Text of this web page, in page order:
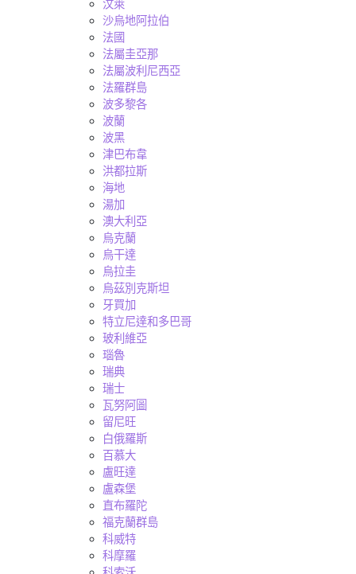
汶萊
沙烏地阿拉伯
法國
法屬圭亞那
法屬波利尼西亞
法羅群島
波多黎各
波蘭
波黑
津巴布韋
洪都拉斯
海地
湯加
澳大利亞
烏克蘭
烏干達
烏拉圭
烏茲別克斯坦
牙買加
特立尼達和多巴哥
玻利維亞
瑙魯
瑞典
瑞士
瓦努阿圖
留尼旺
白俄羅斯
百慕大
盧旺達
盧森堡
直布羅陀
福克蘭群島
科威特
科摩羅